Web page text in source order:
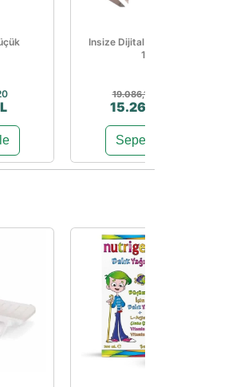
Insize Dijital Kumpas 1112-
150
19.086,14 TL
15.269,13 TL
Sepete Ekle